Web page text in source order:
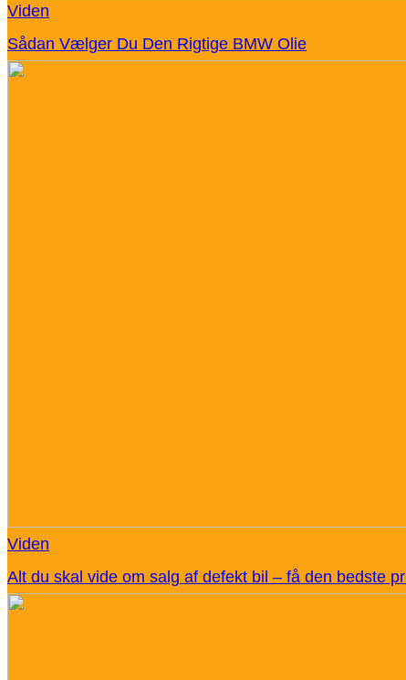
Viden
Sådan Vælger Du Den Rigtige BMW Olie
Viden
Alt du skal vide om salg af defekt bil – få den bedste